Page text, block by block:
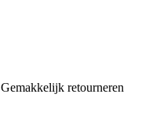
Gemakkelijk retourneren